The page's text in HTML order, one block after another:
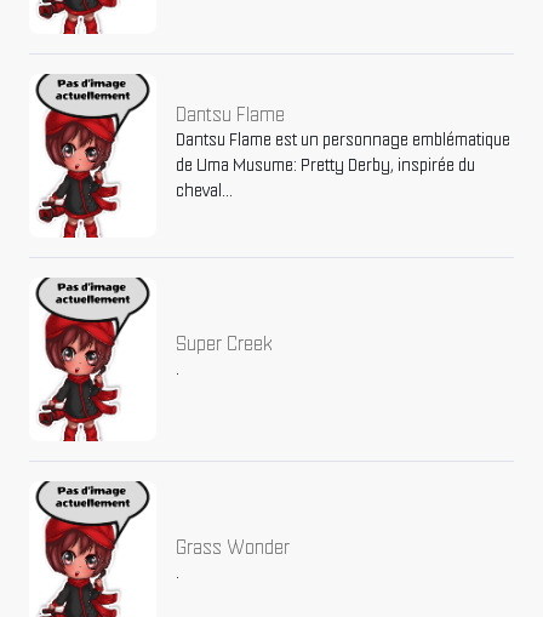
Dantsu Flame
Dantsu Flame est un personnage emblématique
de Uma Musume: Pretty Derby, inspirée du
cheval...
Super Creek
.
Grass Wonder
.